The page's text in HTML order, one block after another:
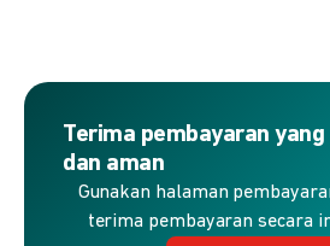
Terima pembayaran
dan aman
Gunakan halaman
terima pembayaran secara